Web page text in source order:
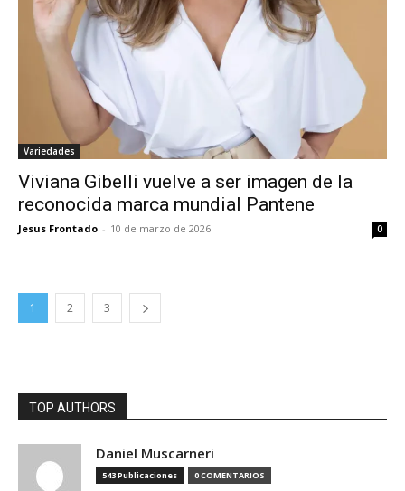
Variedades
Viviana Gibelli vuelve a ser imagen de la
reconocida marca mundial Pantene
Jesus Frontado - 10 de marzo de 2026 0
1 2 3
TOP AUTHORS
Daniel Muscarneri
543 Publicaciones 0 COMENTARIOS